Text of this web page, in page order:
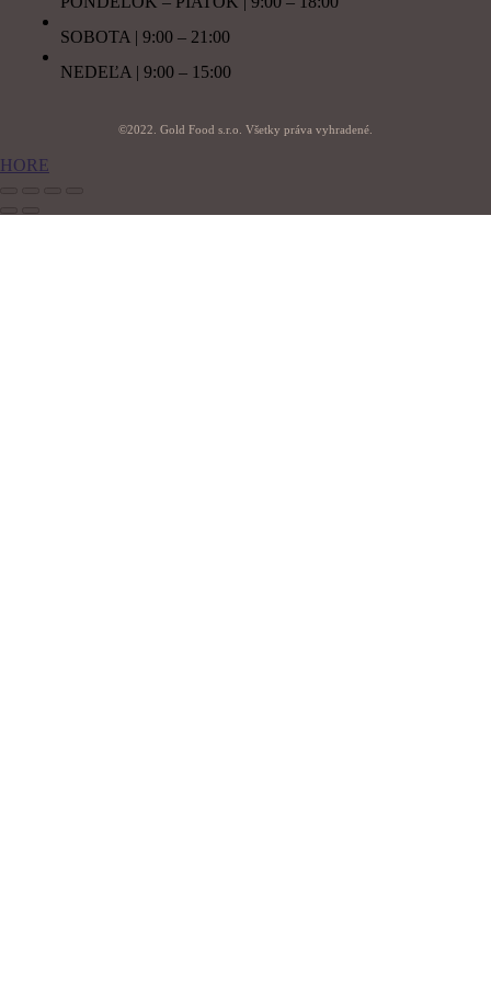
SOBOTA | 9:00 – 21:00
NEDEĽA | 9:00 – 15:00
©2022. Gold Food s.r.o. Všetky práva vyhradené.
HORE